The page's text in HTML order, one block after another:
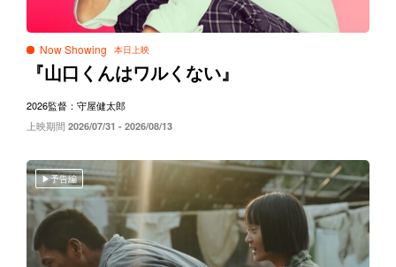
Now Showing
『山口くんはワルくない』
2026監督：守屋健太郎
上映期間 2026/07/31 - 2026/08/13
予告編